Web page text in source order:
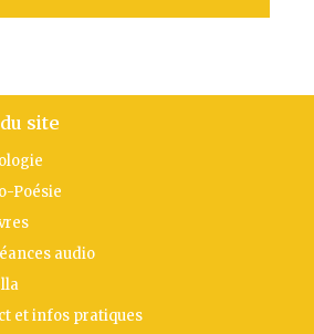
site
Poésie
audio
et infos pratiques